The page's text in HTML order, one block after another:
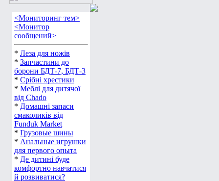
<Мониторинг тем>
<Монитор
сообщений>
* Леза для ножів
* Запчастини до
борони БДТ-7, БДТ-3
* Срібні хрестики
* Меблі для дитячої
від Chado
* Домашні запаси
смаколиків від
Funduk Market
* Грузовые шины
* Анальные игрушки
для первого опыта
* Де дитині буде
комфортно навчатися
й розвиватися?